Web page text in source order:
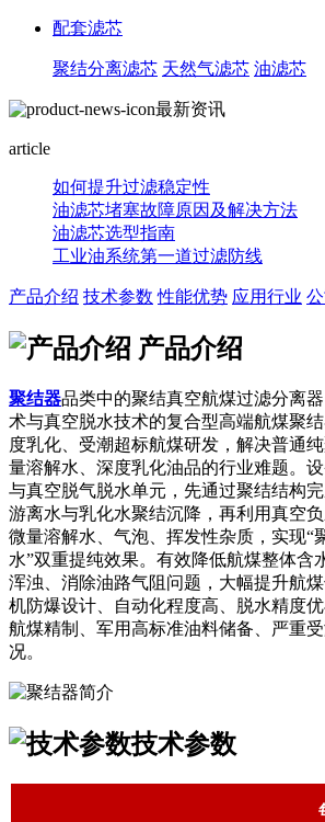
配套滤芯
聚结分离滤芯 天然气滤芯 油滤芯
最新资讯
article
如何提升过滤稳定性
油滤芯堵塞故障原因及解决方法
油滤芯选型指南
工业油系统第一道过滤防线
产品介绍 技术参数 性能优势 应用行业
产品介绍
聚结器品类中的聚结真空航煤过滤分离
术与真空脱水技术的复合型高端航煤聚
度乳化、受潮超标航煤研发，解决普通
量溶解水、深度乳化油品的行业难题。
与真空脱气脱水单元，先通过聚结结构完
游离水与乳化水聚结沉降，再利用真空
微量溶解水、气泡、挥发性杂质，实现“
水”双重提纯效果。有效降低航煤整体含
浑浊、消除油路气阻问题，大幅提升航
机防爆设计、自动化程度高、脱水精度
航煤精制、军用高标准油料储备、严重
况。
技术参数